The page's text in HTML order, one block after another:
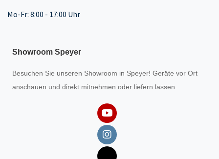
Mo-Fr: 8:00 - 17:00 Uhr
Showroom Speyer
Besuchen Sie unseren Showroom in Speyer! Geräte vor Ort
anschauen und direkt mitnehmen oder liefern lassen.